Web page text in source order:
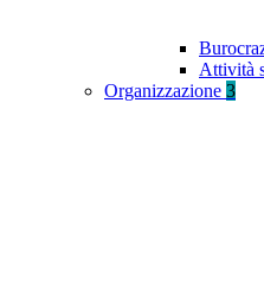
Attività
Organizzazione 3